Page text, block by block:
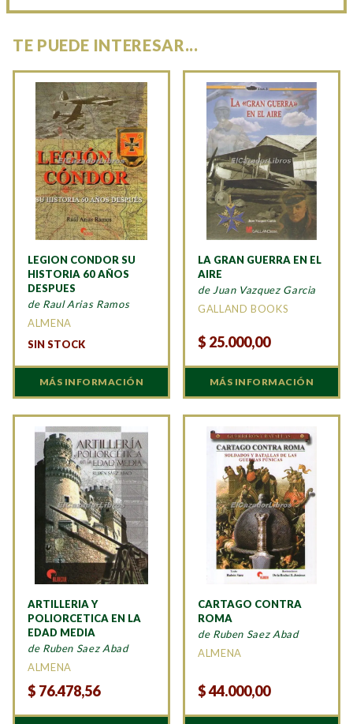
TE PUEDE INTERESAR...
LEGION CONDOR SU
HISTORIA 60 AÑOS
DESPUES
de Raul Arias Ramos
ALMENA
SIN STOCK
MÁS INFORMACIÓN
LA GRAN GUERRA EN EL
AIRE
de Juan Vazquez Garcia
GALLAND BOOKS
$ 25.000,00
MÁS INFORMACIÓN
ARTILLERIA Y
POLIORCETICA EN LA
EDAD MEDIA
de Ruben Saez Abad
ALMENA
$ 76.478,56
CARTAGO CONTRA
ROMA
de Ruben Saez Abad
ALMENA
$44.000,00